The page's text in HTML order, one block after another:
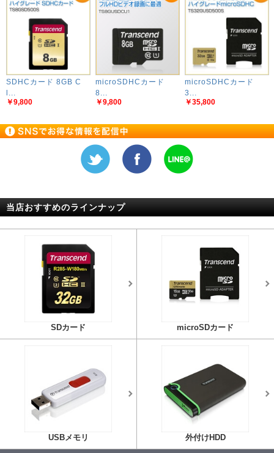
SDHCカード 8GB C
l...
￥9,800
microSDHCカード
8...
￥9,800
microSDHCカード
3...
￥35,800
当店おすすめのラインナップ
SDカード microSDカード
USBメモリ 外付けHDD